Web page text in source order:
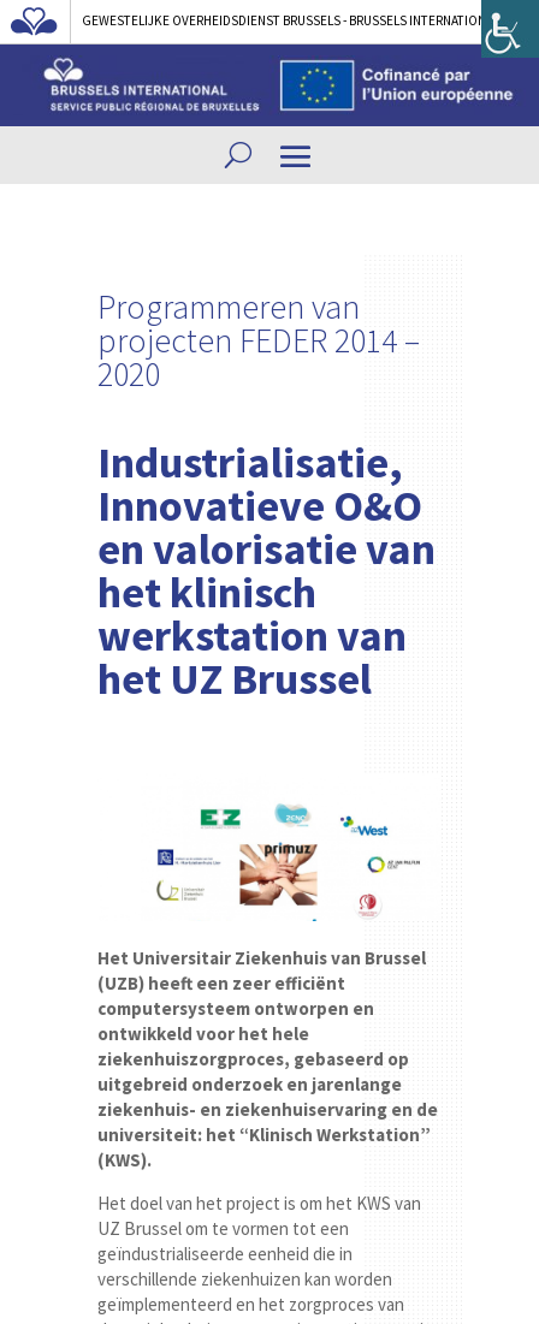
GEWESTELIJKE OVERHEIDSDIENST BRUSSELS - BRUSSELS INTERNATIONAL
Programmeren van
projecten FEDER 2014 –
2020
Industrialisatie,
Innovatieve O&O
en valorisatie van
het klinisch
werkstation van
het UZ Brussel
Het Universitair Ziekenhuis van Brussel
(UZB) heeft een zeer efficiënt
computersysteem ontworpen en
ontwikkeld voor het hele
ziekenhuiszorgproces, gebaseerd op
uitgebreid onderzoek en jarenlange
ziekenhuis- en ziekenhuiservaring en de
universiteit: het “Klinisch Werkstation”
(KWS).
Het doel van het project is om het KWS van
UZ Brussel om te vormen tot een
geïndustrialiseerde eenheid die in
verschillende ziekenhuizen kan worden
geïmplementeerd en het zorgproces van